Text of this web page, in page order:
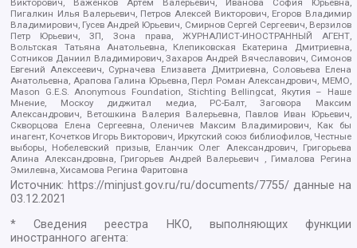
Викторович, Важенков Артем Валерьевич, Иванова София Юрьевна,
Пигалкин Илья Валерьевич, Петров Алексей Викторович, Егоров Владимир
Владимирович, Гусев Андрей Юрьевич, Смирнов Сергей Сергеевич, Верзилов
Петр Юрьевич, ЗП, Зона права, ЖУРНАЛИСТ-ИНОСТРАННЫЙ АГЕНТ,
Вольтская Татьяна Анатольевна, Клепиковская Екатерина Дмитриевна,
Сотников Даниил Владимирович, Захаров Андрей Вячеславович, Симонов
Евгений Алексеевич, Сурначева Елизавета Дмитриевна, Соловьева Елена
Анатольевна, Арапова Галина Юрьевна, Перл Роман Александрович, МЕМО,
Mason G.E.S. Anonymous Foundation, Stichting Bellingcat, Якутия – Наше
Мнение, Москоу диджитал медиа, РС-Балт, Заговора Максим
Александрович, Ветошкина Валерия Валерьевна, Павлов Иван Юрьевич,
Скворцова Елена Сергеевна, Оленичев Максим Владимирович, Как бы
инагент, Кочетков Игорь Викторович, Иркутский союз библиофилов, Честные
выборы, Нобелевский призыв, Еланчик Олег Александрович, Григорьева
Алина Александровна, Григорьев Андрей Валерьевич , Гималова Регина
Эмилевна, Хисамова Регина Фаритовна
Источник: https://minjust.gov.ru/ru/documents/7755/ данные на
03.12.2021
* Сведения реестра НКО, выполняющих функции
иностранного агента: